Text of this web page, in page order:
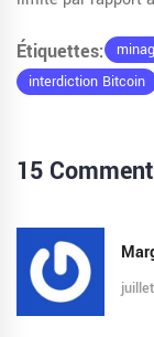
Étiquettes:
interdiction Bitcoin
15